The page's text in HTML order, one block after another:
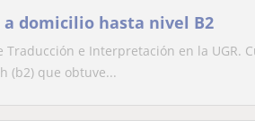
a domicilio hasta nivel B2
Traducción e Interpretación en la UGR.
(b2) que obtuve...